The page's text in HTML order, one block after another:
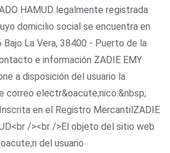
HAMUD legalmente registrada
domicilio social se encuentra en
Bajo La Vera, 38400 - Puerto de la
e información ZADIE EMY
a disposición del usuario la
correo electr&oacute;nico:&nbsp;
en el Registro MercantilZADIE
/><br />El objeto del sitio web
del usuario